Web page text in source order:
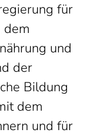
für
dem
und
der
Bildung
dem
und für